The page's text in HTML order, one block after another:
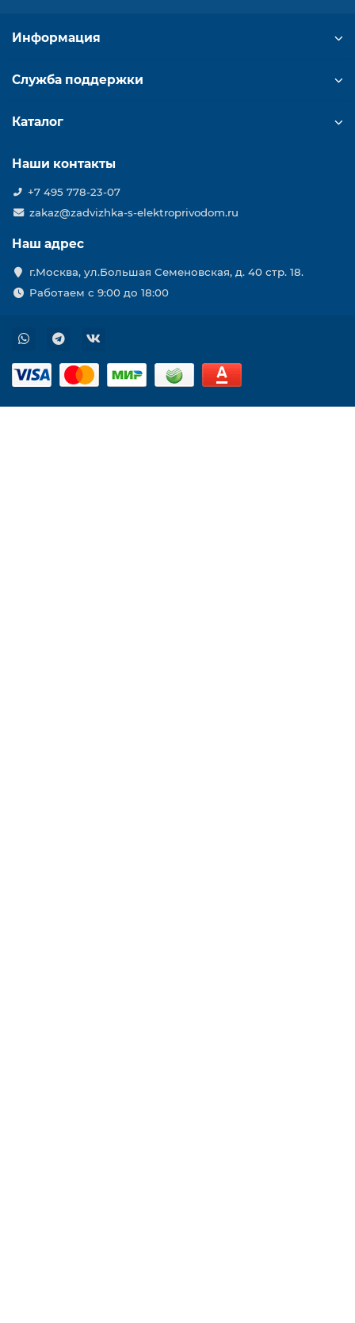
Информация
Служба поддержки
Каталог
Наши контакты
+7 495 778-23-07
zakaz@zadvizhka-s-elektroprivodom.ru
Наш адрес
г.Москва, ул.Большая Семеновская, д. 40 стр. 18.
Работаем с 9:00 до 18:00